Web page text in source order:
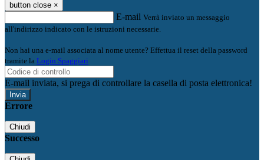
button close ×
E-mail Verrà inviato un messaggio
all'indirizzo indicato con le istruzioni necessarie.
Non hai una e-mail associata al nome utente? Effettua il reset della password
tramite la Login Spaggiari
E-mail inviata, si prega di controllare la casella di posta elettronica!
Errore
Chiudi
Successo